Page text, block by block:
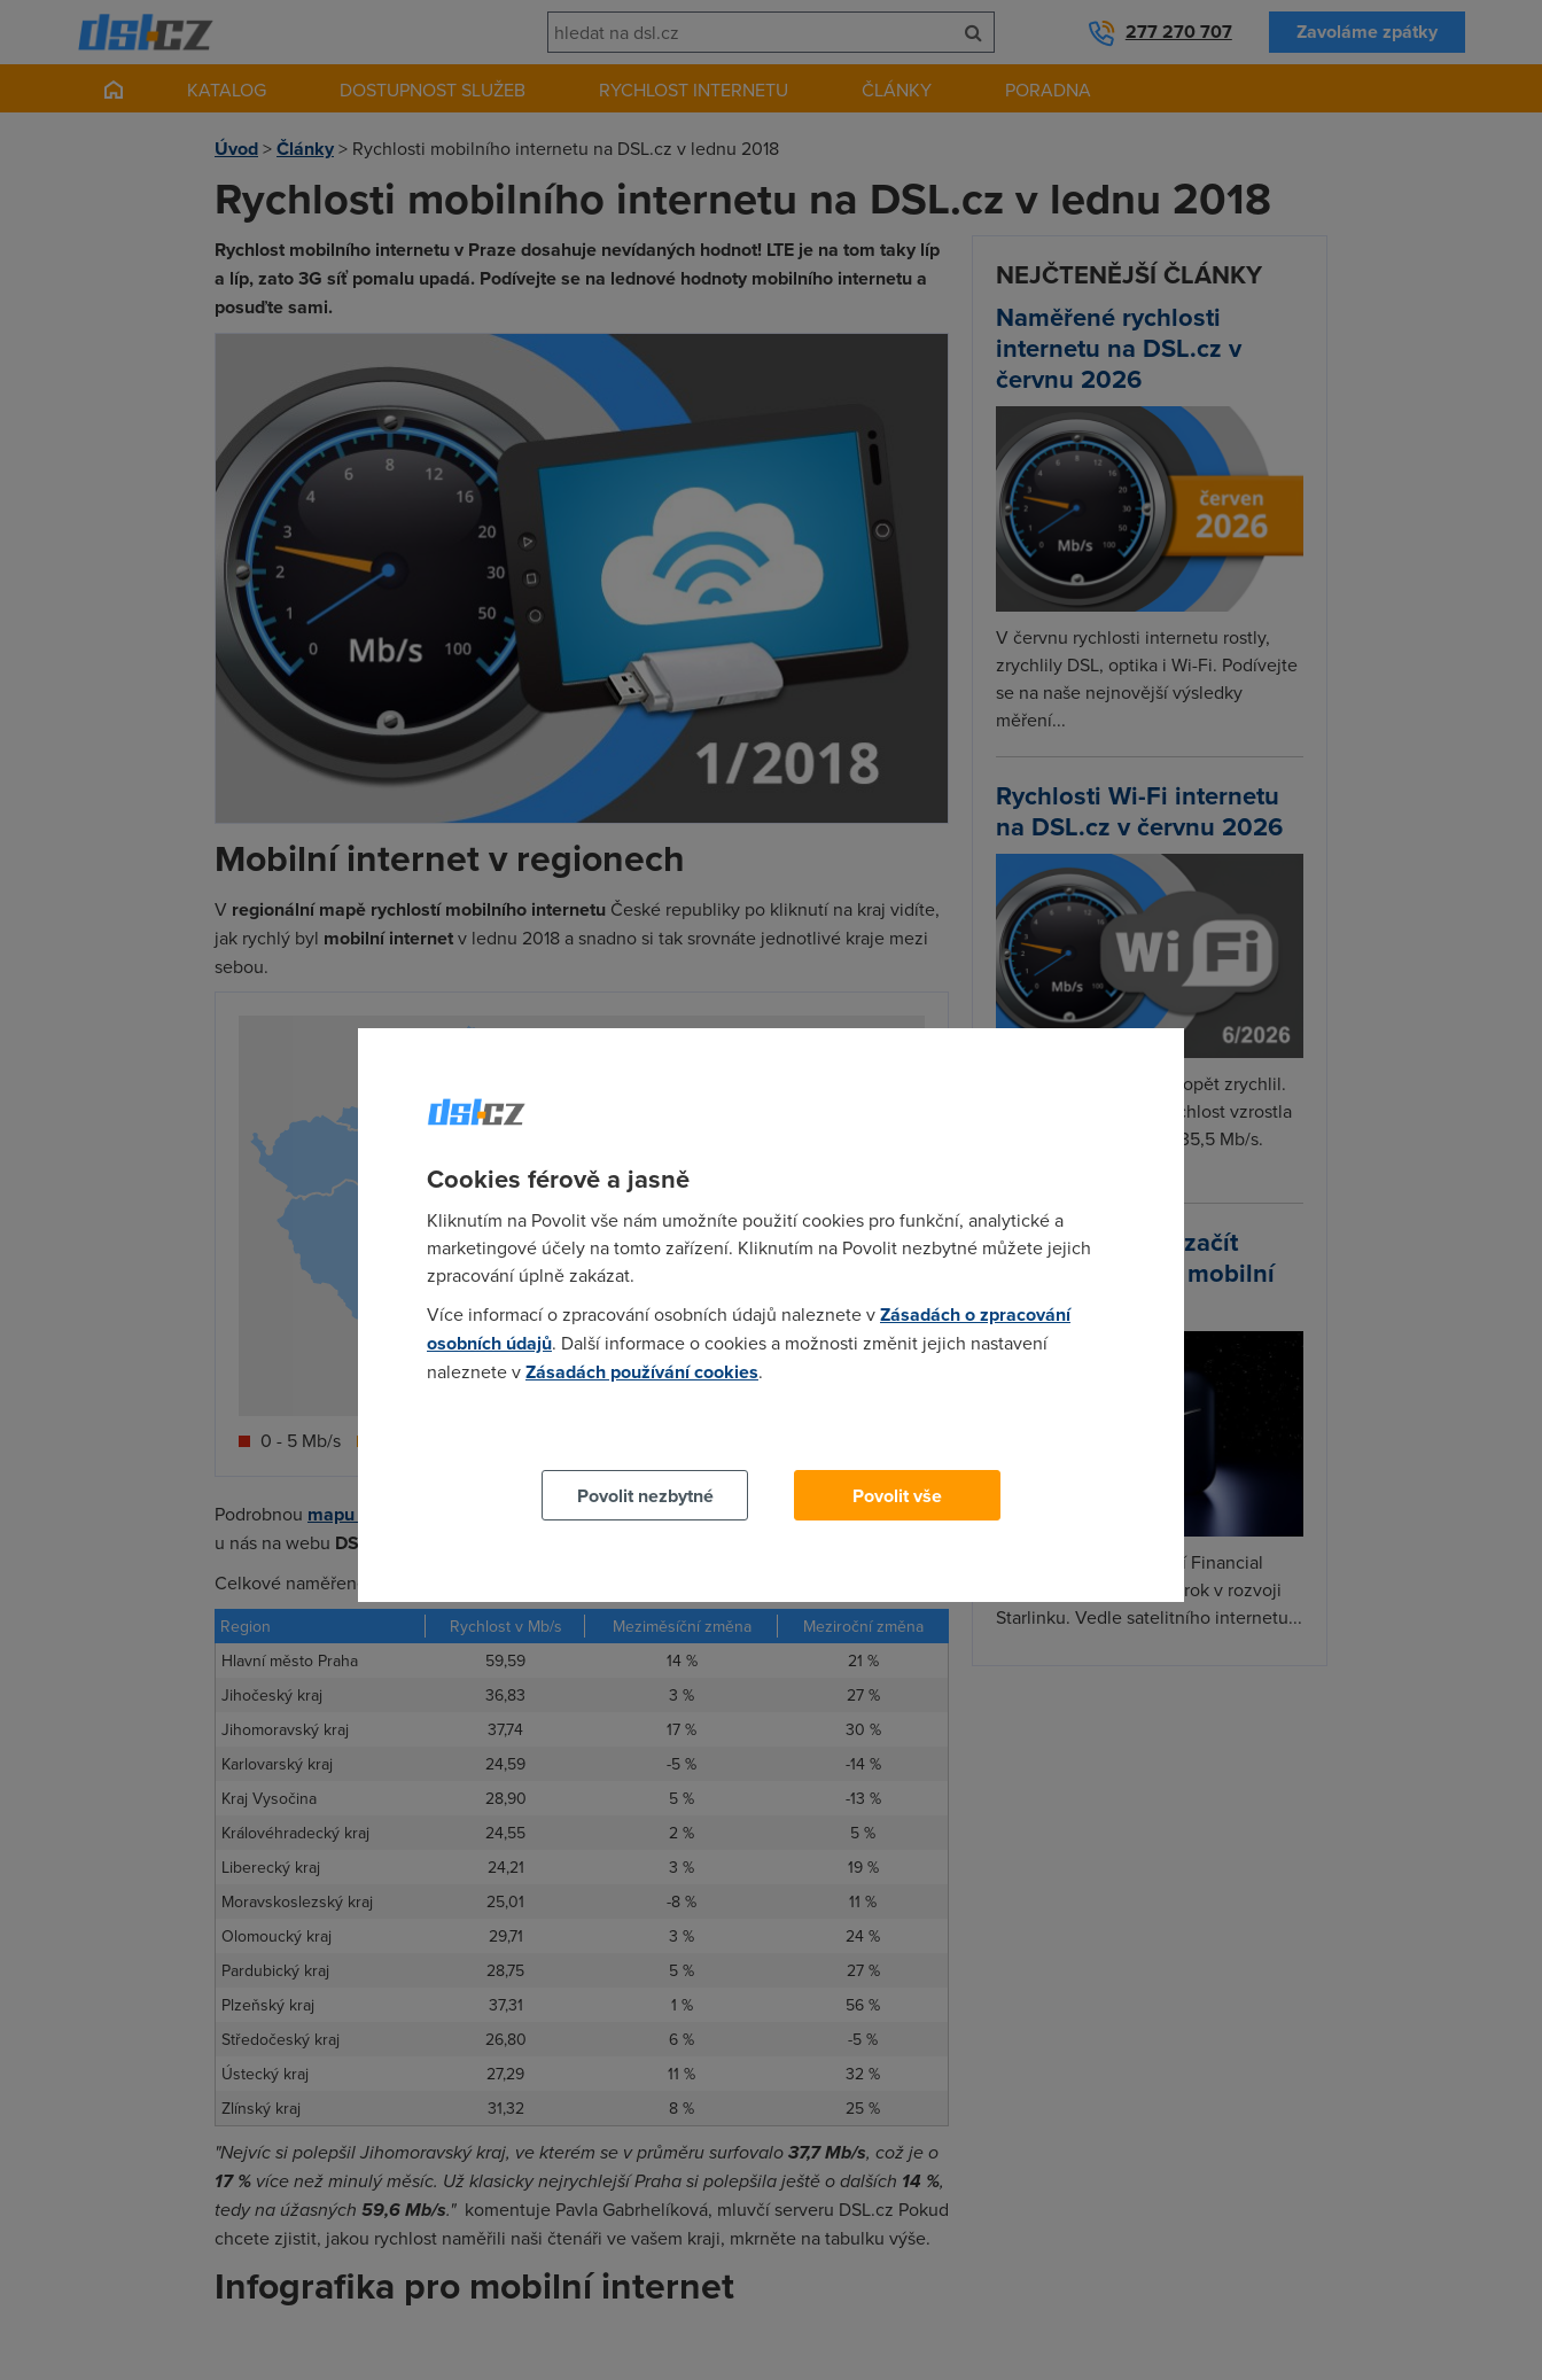
277 270 707 Zavoláme zpátky
KATALOG DOSTUPNOST SLUŽEB RYCHLOST INTERNETU ČLÁNKY PORADNA
Úvod>Články> Rychlosti mobilního internetu na DSL.cz v lednu 2018
Rychlosti mobilního internetu na DSL.cz v lednu 2018
Rychlost mobilního internetu v Praze dosahuje nevídaných hodnot! LTE je na tom taky líp
a líp, zato 3G síť pomalu upadá. Podívejte se na lednové hodnoty mobilního internetu a
posuďte sami.
Mobilní internet v regionech
V regionální mapě rychlostí mobilního internetu České republiky po kliknutí na kraj vidíte,
jak rychlý byl mobilní internetv lednu 2018 a snadno si tak srovnáte jednotlivé kraje mezi
sebou.
0 - 5 Mb/s
Podrobnou mapu rychlostí mobilního internetupodle operátorů můžete on-line sledovat i
u nás na webu DSL.cz
Celkové naměřené rychlosti
Region Rychlost v Mb/s Meziměsíční změna
Meziroční změna
Hlavní město Praha
59,59 14 %
21 %
Jihočeský kraj
36,83 3 %
27 %
Jihomoravský kraj
37,74 17 %
30 %
Karlovarský kraj
24,59 -5 %
-14 %
Kraj Vysočina
28,90 5 %
-13 %
Královéhradecký kraj
24,55 2 %
5 %
Liberecký kraj
24,21 3 %
19 %
Moravskoslezský kraj
25,01 -8 %
11 %
Olomoucký kraj
29,71 3 %
24 %
Pardubický kraj
28,75 5 %
27 %
Plzeňský kraj
37,31 1 %
56 %
Středočeský kraj
26,80 6 %
-5 %
Ústecký kraj
27,29 11 %
32 %
Zlínský kraj
31,32 8 % 25 %
"Nejvíc si polepšil Jihomoravský kraj, ve kterém se v průměru surfovalo37,7 Mb/s, což je o
17 % více než minulý měsíc. Už klasicky nejrychlejší Praha si polepšila ještě o dalších 14 %,
tedy na úžasných 59,6 Mb/s." komentuje Pavla Gabrhelíková, mluvčí serveru DSL.cz Pokud
chcete zjistit, jakou rychlost naměřili naši čtenáři ve vašem kraji, mkrněte na tabulku výše.
Infografika pro mobilní internet
NEJČTENĚJŠÍ ČLÁNKY
Naměřené rychlosti
internetu na DSL.cz v
červnu 2026
V červnu rychlosti internetu rostly,
zrychlily DSL, optika i Wi-Fi. Podívejte
se na naše nejnovější výsledky
měření...
Rychlosti Wi-Fi internetu
na DSL.cz v červnu 2026
Wi-Fi internet v červnu opět zrychlil.
Průměrná naměřená rychlost vzrostla
meziměsíčně o 4 % na 35,5 Mb/s.
Starlink plánuje začít
prodávat vlastní mobilní
tarify
SpaceX podle informací Financial
Times připravuje další krok v rozvoji
Starlinku. Vedle satelitního internetu...
Cookies férově a jasně
Kliknutím na Povolit vše nám umožníte použití cookies pro funkční, analytické a
marketingové účely na tomto zařízení. Kliknutím na Povolit nezbytné můžete jejich
zpracování úplně zakázat.
Více informací o zpracování osobních údajů naleznete vZásadách o zpracování
osobních údajů. Další informace o cookies a možnosti změnit jejich nastavení
naleznete vZásadách používání cookies.
Povolit nezbytné
Povolit vše